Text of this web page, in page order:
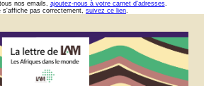
nos emails, ajoutez-nous à votre carnet d'adresses.
s'affiche pas correctement, suivez ce lien.